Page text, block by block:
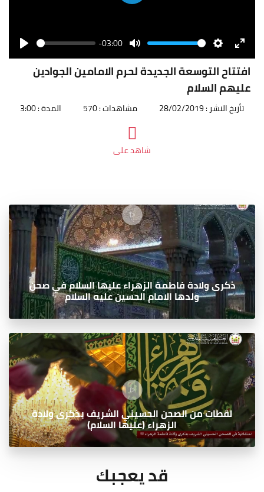
Play
Seek -03:00
Mute
Volume
SettingsEnter
افتتاح التوسعة الجديدة لحرم الامامين الجوادين
عليهم السلام
تأريخ النشر : 28/02/2019 مشاهدات : 570 المدة : 3:00
شاهد على
ذكرى ولادة فاطمة الزهراء عليها السلام في صحن
ولدها الامام الحسين عليه السلام
لقطات من الصحن الحسيني الشريف بذكرى ولادة
الزهراء (عليها السلام)
قد يعجبك